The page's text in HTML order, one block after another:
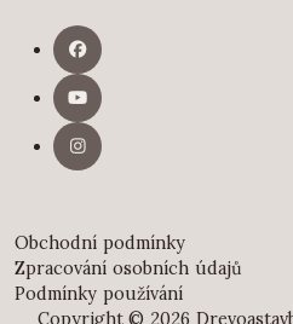
Obchodní podmínky
Zpracování osobních údajů
Podmínky používání
Copyright © 2026